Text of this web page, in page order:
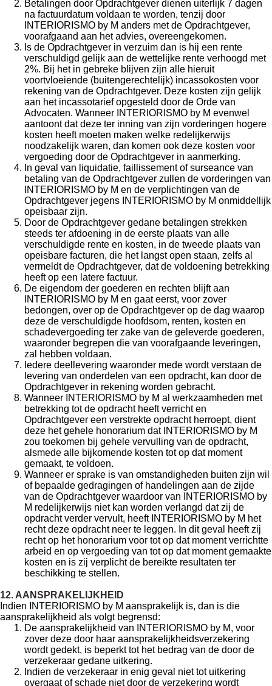
Betalingen door Opdrachtgever dienen uiterlijk 7 dagen
na factuurdatum voldaan te worden, tenzij door
INTERIORISMO by M anders met de Opdrachtgever,
voorafgaand aan het advies, overeengekomen.
Is de Opdrachtgever in verzuim dan is hij een rente
verschuldigd gelijk aan de wettelijke rente verhoogd met
2%. Bij het in gebreke blijven zijn alle hieruit
voortvloeiende (buitengerechtelijk) incassokosten voor
rekening van de Opdrachtgever. Deze kosten zijn gelijk
aan het incassotarief opgesteld door de Orde van
Advocaten. Wanneer INTERIORISMO by M evenwel
aantoont dat deze ter inning van zijn vorderingen hogere
kosten heeft moeten maken welke redelijkerwijs
noodzakelijk waren, dan komen ook deze kosten voor
vergoeding door de Opdrachtgever in aanmerking.
In geval van liquidatie, faillissement of surseance van
betaling van de Opdrachtgever zullen de vorderingen van
INTERIORISMO by M en de verplichtingen van de
Opdrachtgever jegens INTERIORISMO by M onmiddellijk
opeisbaar zijn.
Door de Opdrachtgever gedane betalingen strekken
steeds ter afdoening in de eerste plaats van alle
verschuldigde rente en kosten, in de tweede plaats van
opeisbare facturen, die het langst open staan, zelfs al
vermeldt de Opdrachtgever, dat de voldoening betrekking
heeft op een latere factuur.
De eigendom der goederen en rechten blijft aan
INTERIORISMO by M en gaat eerst, voor zover
bedongen, over op de Opdrachtgever op de dag waarop
deze de verschuldigde hoofdsom, renten, kosten en
schadevergoeding ter zake van de geleverde goederen,
waaronder begrepen die van voorafgaande leveringen,
zal hebben voldaan.
Iedere deellevering waaronder mede wordt verstaan de
levering van onderdelen van een opdracht, kan door de
Opdrachtgever in rekening worden gebracht.
Wanneer INTERIORISMO by M al werkzaamheden met
betrekking tot de opdracht heeft verricht en
Opdrachtgever een verstrekte opdracht herroept, dient
deze het gehele honorarium dat INTERIORISMO by M
zou toekomen bij gehele vervulling van de opdracht,
alsmede alle bijkomende kosten tot op dat moment
gemaakt, te voldoen.
Wanneer er sprake is van omstandigheden buiten zijn wil
of bepaalde gedragingen of handelingen aan de zijde
van de Opdrachtgever waardoor van INTERIORISMO by
M redelijkerwijs niet kan worden verlangd dat zij de
opdracht verder vervult, heeft INTERIORISMO by M het
recht deze opdracht neer te leggen. In dit geval heeft zij
recht op het honorarium voor tot op dat moment verrichtte
arbeid en op vergoeding van tot op dat moment gemaakte
kosten en is zij verplicht de bereikte resultaten ter
beschikking te stellen.
12. AANSPRAKELIJKHEID
Indien INTERIORISMO by M aansprakelijk is, dan is die
aansprakelijkheid als volgt begrensd:
De aansprakelijkheid van INTERIORISMO by M, voor
zover deze door haar aansprakelijkheidsverzekering
wordt gedekt, is beperkt tot het bedrag van de door de
verzekeraar gedane uitkering.
Indien de verzekeraar in enig geval niet tot uitkering
overgaat of schade niet door de verzekering wordt